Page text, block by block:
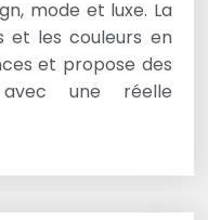
mode et luxe. La
et les couleurs en
et propose des
avec une réelle